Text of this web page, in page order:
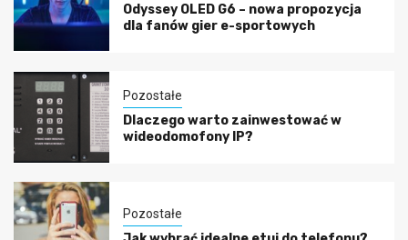
Odyssey OLED G6 – nowa propozycja
dla fanów gier e-sportowych
Pozostałe
Dlaczego warto zainwestować w
wideodomofony IP?
Pozostałe